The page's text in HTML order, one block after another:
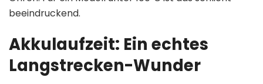
beeindruckend.
Akkulaufzeit: Ein echtes
Langstrecken-Wunder